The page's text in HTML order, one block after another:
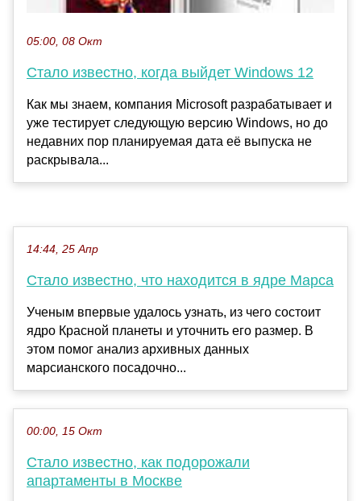
05:00, 08 Окт
Стало известно, когда выйдет Windows 12
Как мы знаем, компания Microsoft разрабатывает и
уже тестирует следующую версию Windows, но до
недавних пор планируемая дата её выпуска не
раскрывала...
14:44, 25 Апр
Стало известно, что находится в ядре Марса
Ученым впервые удалось узнать, из чего состоит
ядро Красной планеты и уточнить его размер. В
этом помог анализ архивных данных
марсианского посадочно...
00:00, 15 Окт
Стало известно, как подорожали
апартаменты в Москве